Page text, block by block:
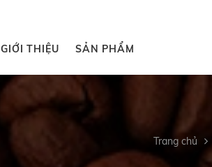
GIỚI THIỆU SẢN PHẨM
Trang chủ